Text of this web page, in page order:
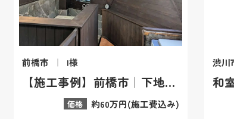
前橋市 I様
【施工事例】前橋市｜下地補修からこだわる「内装塗装」で上質な空間へ
価格 約60万円(施工費込み)
渋川